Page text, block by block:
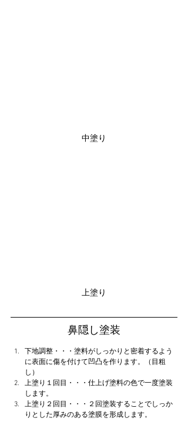
中塗り
上塗り
鼻隠し塗装
下地調整・・・塗料がしっかりと密着するよう
に表面に傷を付けて凹凸を作ります。（目粗
し）
上塗り１回目・・・仕上げ塗料の色で一度塗装
します。
上塗り２回目・・・２回塗装することでしっか
りとした厚みのある塗膜を形成します。